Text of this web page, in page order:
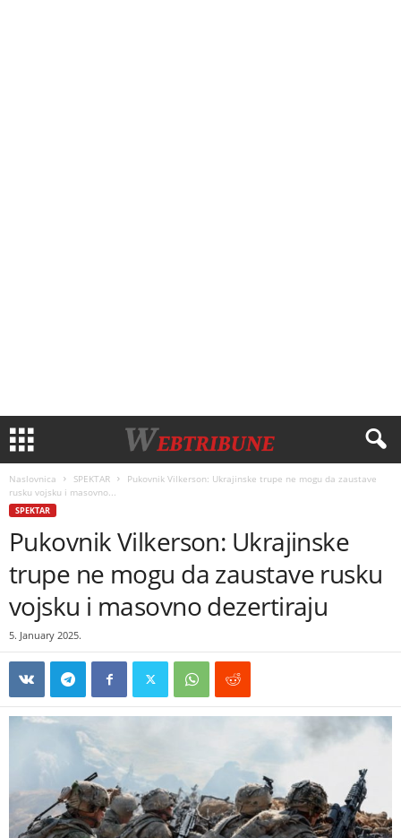
Naslovnica SPEKTAR
Pukovnik Vilkerson: Ukrajinske trupe ne mogu da zaustave
rusku vojsku i masovno...
SPEKTAR
Pukovnik Vilkerson: Ukrajinske
trupe ne mogu da zaustave rusku
vojsku i masovno dezertiraju
5. January 2025.